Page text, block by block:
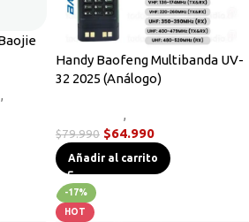
,
Handy Baofeng Multibanda UV-
32 2025 (Análogo)
,
$79.990 $64.990
Añadir al carrito
-17%
HOT